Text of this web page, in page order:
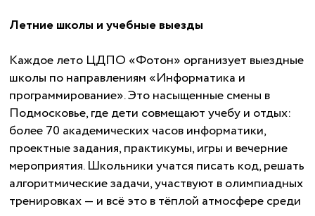
Летние школы и учебные выезды
Каждое лето ЦДПО «Фотон» организует выездные
школы по направлениям «Информатика и
программирование». Это насыщенные смены в
Подмосковье, где дети совмещают учебу и отдых:
более 70 академических часов информатики,
проектные задания, практикумы, игры и вечерние
мероприятия. Школьники учатся писать код, решать
алгоритмические задачи, участвуют в олимпиадных
тренировках — и всё это в тёплой атмосфере среди